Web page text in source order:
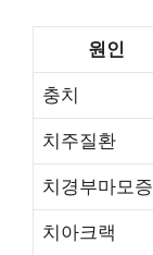
원인
충치
치주질환
치경부마모증
치아크랙